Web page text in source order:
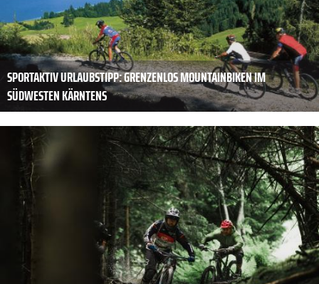
SPORTAKTIV URLAUBSTIPP: GRENZENLOS MOUNTAINBIKEN IM
SÜDWESTEN KÄRNTENS